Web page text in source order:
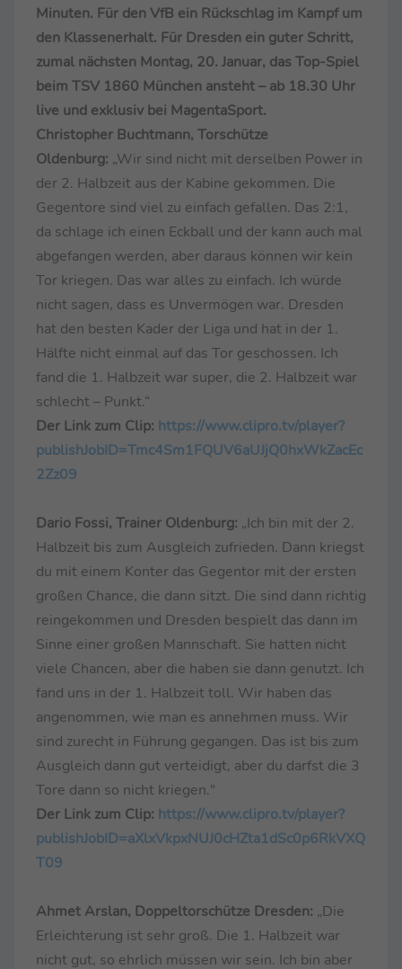
Minuten. Für den VfB ein Rückschlag im Kampf um
den Klassenerhalt. Für Dresden ein guter Schritt,
zumal nächsten Montag, 20. Januar, das Top-Spiel
beim TSV 1860 München ansteht – ab 18.30 Uhr
live und exklusiv bei MagentaSport.
Christopher Buchtmann, Torschütze
Oldenburg: „Wir sind nicht mit derselben Power in
der 2. Halbzeit aus der Kabine gekommen. Die
Gegentore sind viel zu einfach gefallen. Das 2:1,
da schlage ich einen Eckball und der kann auch mal
abgefangen werden, aber daraus können wir kein
Tor kriegen. Das war alles zu einfach. Ich würde
nicht sagen, dass es Unvermögen war. Dresden
hat den besten Kader der Liga und hat in der 1.
Hälfte nicht einmal auf das Tor geschossen. Ich
fand die 1. Halbzeit war super, die 2. Halbzeit war
schlecht – Punkt.“
Der Link zum Clip: https://www.clipro.tv/player?
publishJobID=Tmc4Sm1FQUV6aUJjQ0hxWkZacEc
2Zz09
Dario Fossi, Trainer Oldenburg: „Ich bin mit der 2.
Halbzeit bis zum Ausgleich zufrieden. Dann kriegst
du mit einem Konter das Gegentor mit der ersten
großen Chance, die dann sitzt. Die sind dann richtig
reingekommen und Dresden bespielt das dann im
Sinne einer großen Mannschaft. Sie hatten nicht
viele Chancen, aber die haben sie dann genutzt. Ich
fand uns in der 1. Halbzeit toll. Wir haben das
angenommen, wie man es annehmen muss. Wir
sind zurecht in Führung gegangen. Das ist bis zum
Ausgleich dann gut verteidigt, aber du darfst die 3
Tore dann so nicht kriegen."
Der Link zum Clip: https://www.clipro.tv/player?
publishJobID=aXlxVkpxNUJ0cHZta1dSc0p6RkVXQ
T09
Ahmet Arslan, Doppeltorschütze Dresden: „Die
Erleichterung ist sehr groß. Die 1. Halbzeit war
nicht gut, so ehrlich müssen wir sein. Ich bin aber